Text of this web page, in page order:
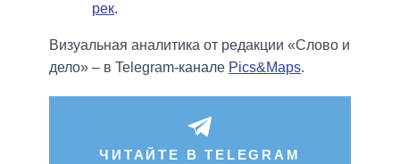
рек.
Визуальная аналитика от редакции «Слово и
дело» – в Telegram-канале Pics&Maps.
ЧИТАЙТЕ В TELEGRAM